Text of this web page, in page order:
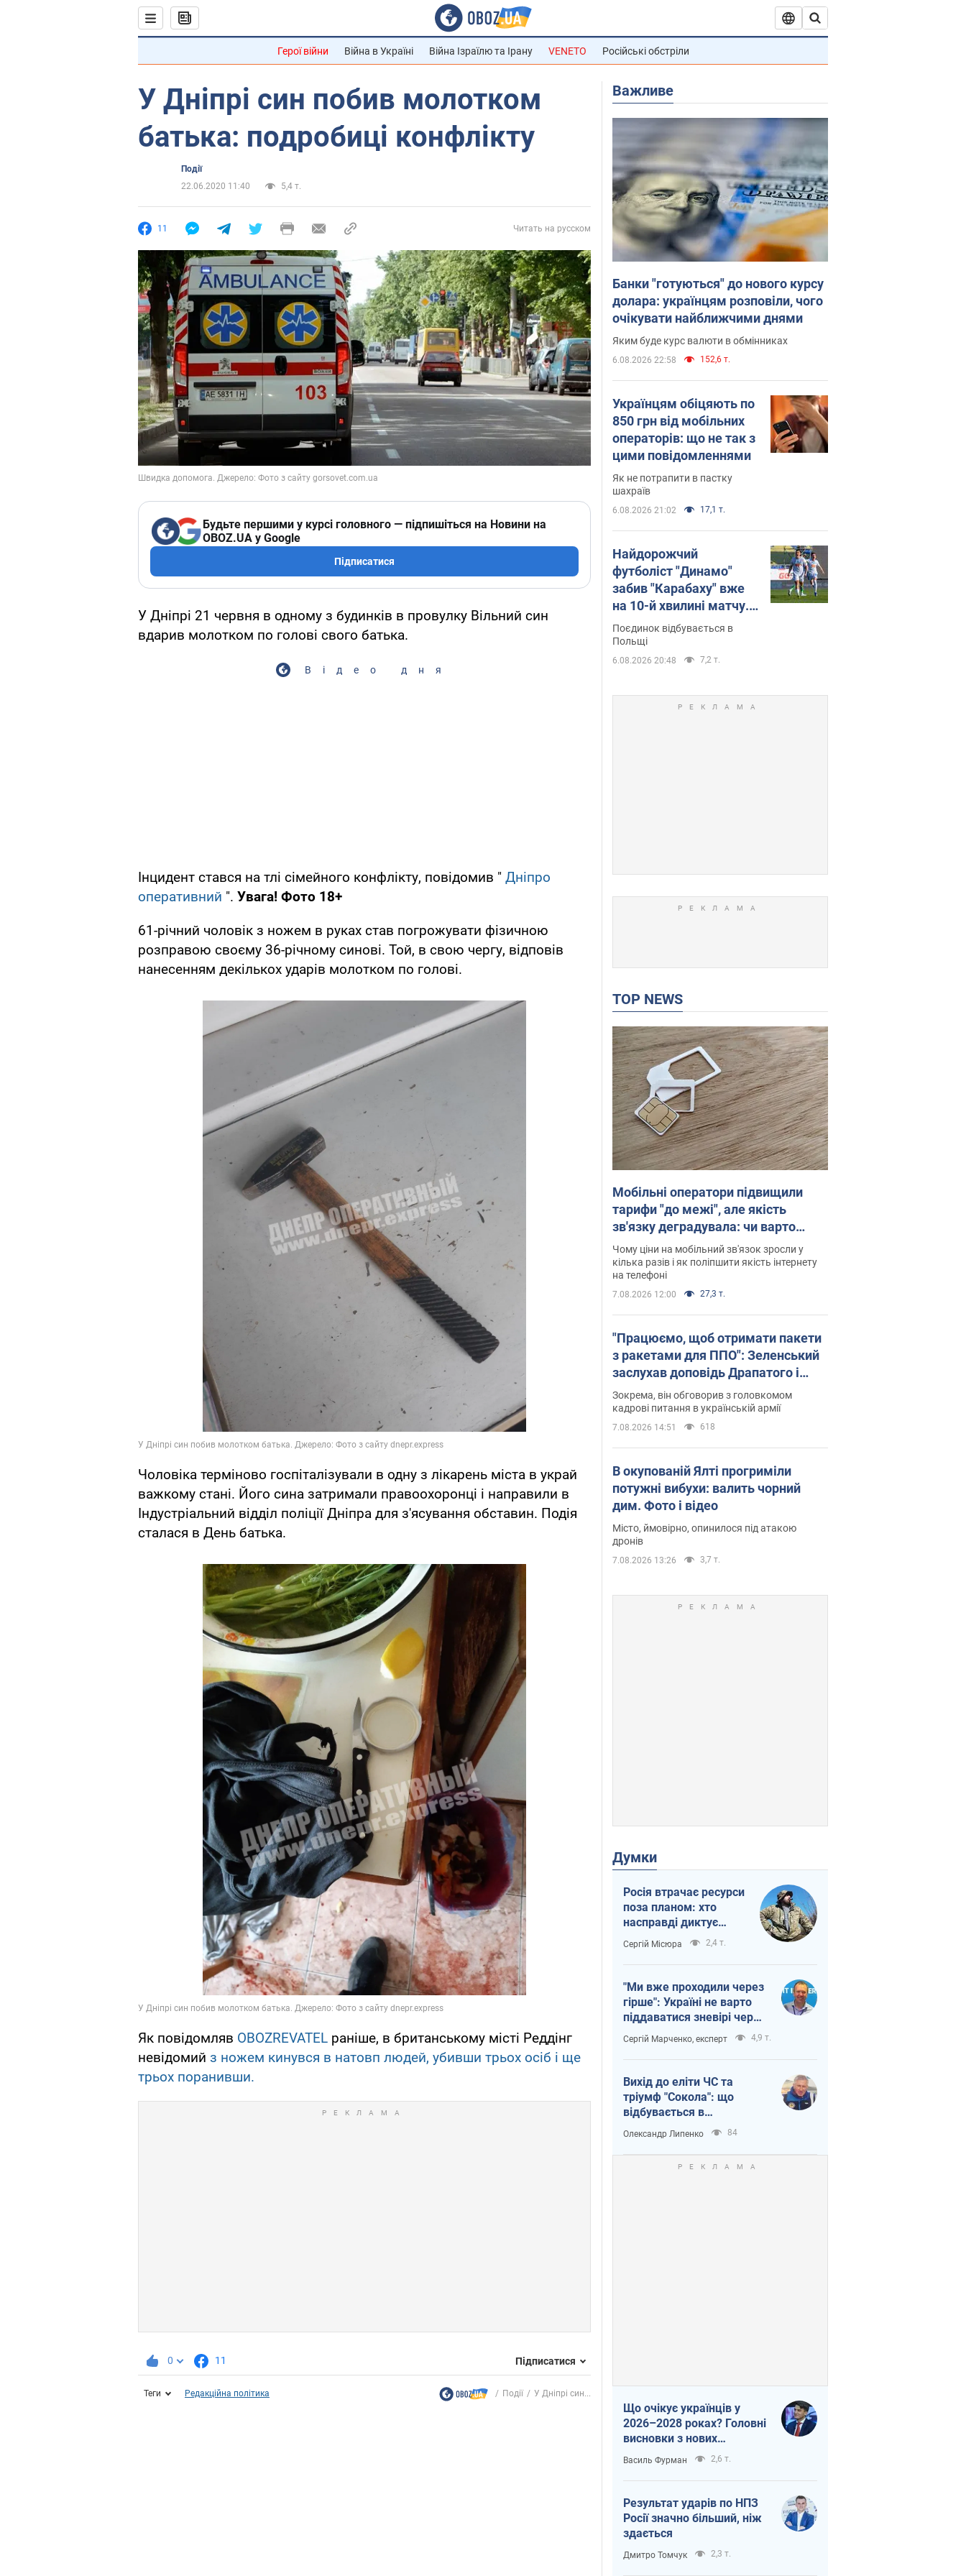
Герої війни Війна в Україні Війна Ізраїлю та Ірану VENETO Російські обстріли
У Дніпрі син побив молотком
батька: подробиці конфлікту
Події
22.06.2020 11:40
5,4 т.
11 Читать на русском
Будьте першими у курсі головного — підпишіться на Новини на
OBOZ.UA у Google
Підписатися
У Дніпрі 21 червня в одному з будинків в провулку Вільний син
вдарив молотком по голові свого батька.
Відео дня
Інцидент стався на тлі сімейного конфлікту, повідомив " Дніпро
оперативний ". Увага! Фото 18+
61-річний чоловік з ножем в руках став погрожувати фізичною
розправою своєму 36-річному синові. Той, в свою чергу, відповів
нанесенням декількох ударів молотком по голові.
Чоловіка терміново госпіталізували в одну з лікарень міста в украй
важкому стані. Його сина затримали правоохоронці і направили в
Індустріальний відділ поліції Дніпра для з'ясування обставин. Подія
сталася в День батька.
Як повідомляв OBOZREVATEL раніше, в британському місті Реддінг
невідомий з ножем кинувся в натовп людей, убивши трьох осіб і ще
трьох поранивши.
0 11 Підписатися
Теги Редакційна політика Події У Дніпрі син...
Важливе
Банки "готуються" до нового курсу
долара: українцям розповіли, чого
очікувати найближчими днями
Яким буде курс валюти в обмінниках
6.08.2026 22:58 152,6 т.
Українцям обіцяють по
850 грн від мобільних
операторів: що не так з
цими повідомленнями
Як не потрапити в пастку
шахраїв
6.08.2026 21:02 17,1 т.
Найдорожчий
футболіст "Динамо"
забив "Карабаху" вже
на 10-й хвилині матчу.
Відео
Поєдинок відбувається в
Польщі
6.08.2026 20:48 7,2 т.
TOP NEWS
Мобільні оператори підвищили
тарифи "до межі", але якість
зв'язку деградувала: чи варто
скаржитись на ціни
Чому ціни на мобільний зв'язок зросли у
кілька разів і як поліпшити якість інтернету
на телефоні
7.08.2026 12:00 27,3 т.
"Працюємо, щоб отримати пакети
з ракетами для ППО": Зеленський
заслухав доповідь Драпатого і
анонсував нові кроки
Зокрема, він обговорив з головкомом
кадрові питання в українській армії
7.08.2026 14:51 618
В окупованій Ялті прогриміли
потужні вибухи: валить чорний
дим. Фото і відео
Місто, ймовірно, опинилося під атакою
дронів
7.08.2026 13:26 3,7 т.
Думки
Росія втрачає ресурси
поза планом: хто
насправді диктує
темп війни
Сергій Місюра 2,4 т.
"Ми вже проходили через
гірше": Україні не варто
піддаватися зневірі через
ракетний терор
Сергій Марченко, експерт 4,9 т.
Вихід до еліти ЧС та
тріумф "Сокола": що
відбувається в
українському хокеї
Олександр Липенко 84
Що очікує українців у
2026–2028 роках? Головні
висновки з нових
прогнозів від НБУ
Василь Фурман 2,6 т.
Результат ударів по НПЗ
Росії значно більший, ніж
здається
Дмитро Томчук 2,3 т.